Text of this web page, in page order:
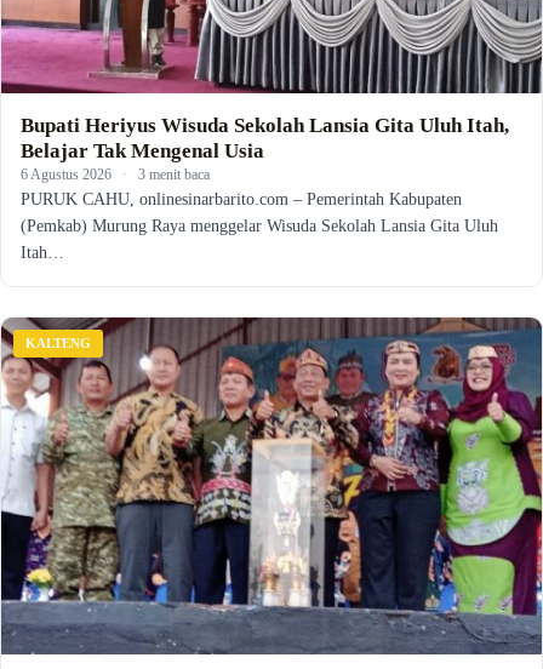
Bupati Heriyus Wisuda Sekolah Lansia Gita Uluh Itah,
Belajar Tak Mengenal Usia
6 Agustus 2026 · 3 menit baca
PURUK CAHU, onlinesinarbarito.com – Pemerintah Kabupaten
(Pemkab) Murung Raya menggelar Wisuda Sekolah Lansia Gita Uluh
Itah…
KALTENG